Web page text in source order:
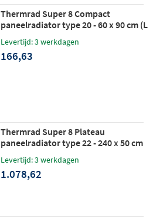
Thermrad Super 8 Compact
paneelradiator type 20 - 60 x 90 cm (L
Levertijd: 3 werkdagen
166,63
Thermrad Super 8 Plateau
paneelradiator type 22 - 240 x 50 cm
(L x H)
Levertijd: 3 werkdagen
1.078,62